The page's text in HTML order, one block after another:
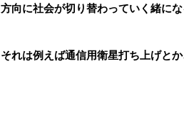
方向に社会が切り替わっていく緒にな
それは例えば通信用衛星打ち上げと